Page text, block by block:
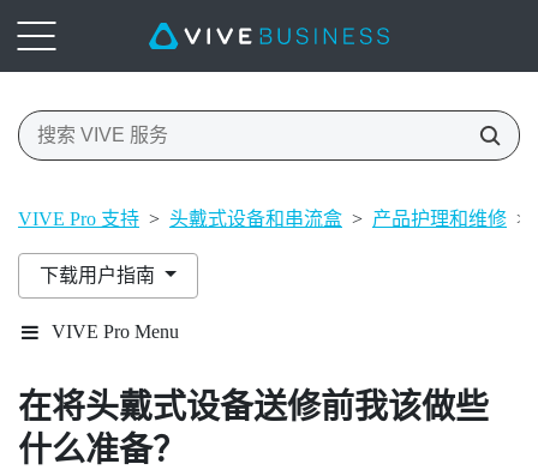
VIVE Pro 支持 > 头戴式设备和串流盒 > 产品护理和维修 >
下载用户指南
VIVE Pro Menu
在将头戴式设备送修前我该做些
什么准备？